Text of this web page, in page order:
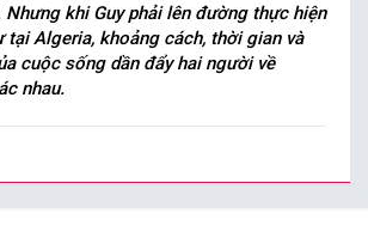
khi Guy phải lên đường thực hiện
tại Algeria, khoảng cách, thời gian và
cuộc sống dần đẩy hai người về
nhau.